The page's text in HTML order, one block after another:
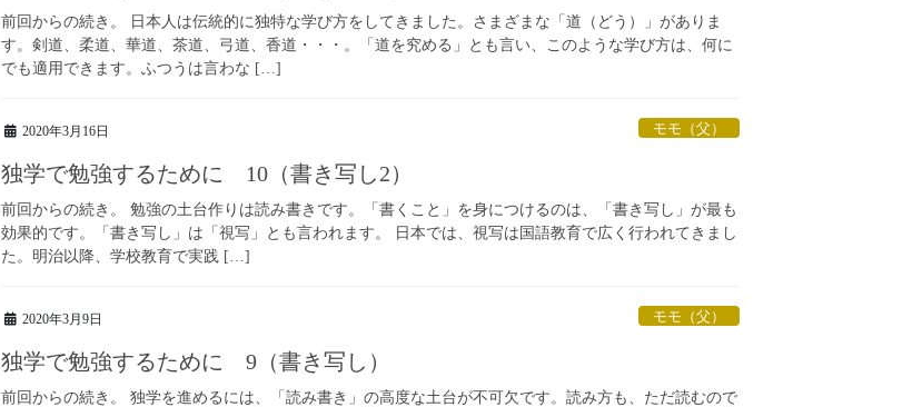
前回からの続き。 日本人は伝統的に独特な学び方をしてきました。さまざまな「道（どう）」がありま
す。剣道、柔道、華道、茶道、弓道、香道・・・。「道を究める」とも言い、このような学び方は、何に
でも適用できます。ふつうは言わな […]
2020年3月16日 モモ（父）
独学で勉強するために 10（書き写し2）
前回からの続き。 勉強の土台作りは読み書きです。「書くこと」を身につけるのは、「書き写し」が最も
効果的です。「書き写し」は「視写」とも言われます。 日本では、視写は国語教育で広く行われてきまし
た。明治以降、学校教育で実践 […]
2020年3月9日 モモ（父）
独学で勉強するために 9（書き写し）
前回からの続き。 独学を進めるには、「読み書き」の高度な土台が不可欠です。読み方も、ただ読むので